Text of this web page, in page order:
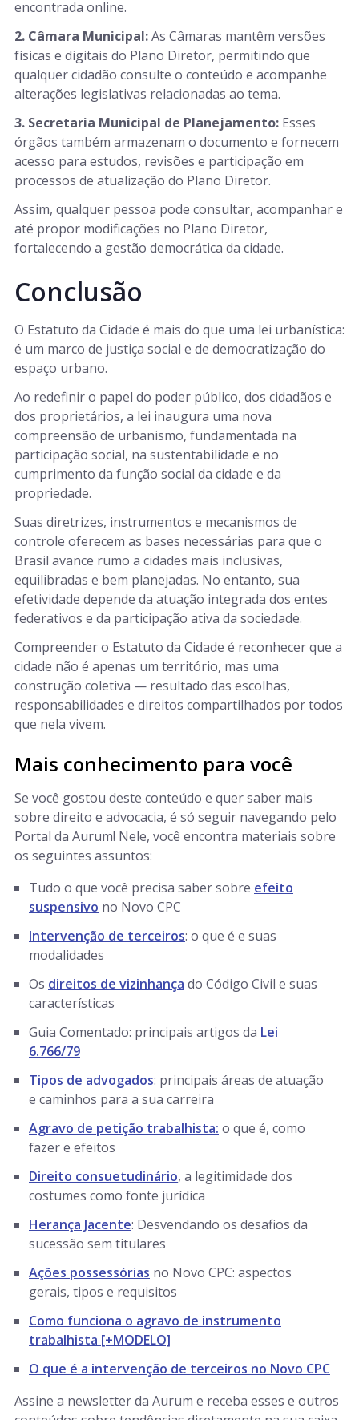
encontrada online.
2. Câmara Municipal:As Câmaras mantêm versões
físicas e digitais do Plano Diretor, permitindo que
qualquer cidadão consulte o conteúdo e acompanhe
alterações legislativas relacionadas ao tema.
3. Secretaria Municipal de Planejamento: Esses
órgãos também armazenam o documento e fornecem
acesso para estudos, revisões e participação em
processos de atualização do Plano Diretor.
Assim, qualquer pessoa pode consultar, acompanhar e
até propor modificações no Plano Diretor,
fortalecendo a gestão democrática da cidade.
Conclusão
O Estatuto da Cidade é mais do que uma lei urbanística:
é um marco de justiça social e de democratização do
espaço urbano.
Ao redefinir o papel do poder público, dos cidadãos e
dos proprietários, a lei inaugura uma nova
compreensão de urbanismo, fundamentada na
participação social, na sustentabilidade e no
cumprimento da função social da cidade e da
propriedade.
Suas diretrizes, instrumentos e mecanismos de
controle oferecem as bases necessárias para que o
Brasil avance rumo a cidades mais inclusivas,
equilibradas e bem planejadas. No entanto, sua
efetividade depende da atuação integrada dos entes
federativos e da participação ativa da sociedade.
Compreender o Estatuto da Cidade é reconhecer que a
cidade não é apenas um território, mas uma
construção coletiva — resultado das escolhas,
responsabilidades e direitos compartilhados por todos
que nela vivem.
Mais conhecimento para você
Se você gostou deste conteúdo e quer saber mais
sobre direito e advocacia, é só seguir navegando pelo
Portal da Aurum! Nele, você encontra materiais sobre
os seguintes assuntos:
Tudo o que você precisa saber sobre efeito
suspensivo no Novo CPC
Intervenção de terceiros: o que é e suas
modalidades
Os direitos de vizinhança do Código Civil e suas
características
Guia Comentado: principais artigos da Lei
6.766/79
Tipos de advogados: principais áreas de atuação
e caminhos para a sua carreira
Agravo de petição trabalhista: o que é, como
fazer e efeitos
Direito consuetudinário, a legitimidade dos
costumes como fonte jurídica
Herança Jacente: Desvendando os desafios da
sucessão sem titulares
Ações possessórias no Novo CPC: aspectos
gerais, tipos e requisitos
Como funciona o agravo de instrumento
trabalhista [+MODELO]
O que é a intervenção de terceiros no Novo CPC
Assine a newsletter da Aurum e receba esses e outros